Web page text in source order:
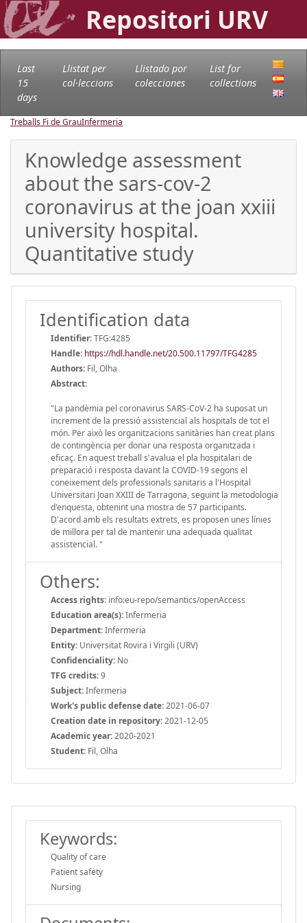
Repositori URV
Last
15
days
Llistat per
col·leccions
Llistado por
colecciones
List for
collections
Treballs Fi de GrauInfermeria
Knowledge assessment
about the sars-cov-2
coronavirus at the joan xxiii
university hospital.
Quantitative study
Identification data
Identifier:TFG:4285
Handle: https://hdl.handle.net/20.500.11797/TFG4285
Authors: Fil, Olha
Abstract:
"La pandèmia pel coronavirus SARS-CoV-2 ha suposat un
increment de la pressió assistencial als hospitals de tot el
món. Per això les organitzacions sanitàries han creat plans
de contingència per donar una resposta organitzada i
eficaç. En aquest treball s'avalua el pla hospitalari de
preparació i resposta davant la COVID-19 segons el
coneixement dels professionals sanitaris a l'Hospital
Universitari Joan XXIII de Tarragona, seguint la metodologia
d'enquesta, obtenint una mostra de 57 participants.
D'acord amb els resultats extrets, es proposen unes línies
de millora per tal de mantenir una adequada qualitat
assistencial. "
Others:
Access rights: info:eu-repo/semantics/openAccess
Education area(s):Infermeria
Department:Infermeria
Entity: Universitat Rovira i Virgili (URV)
Confidenciality: No
TFG credits:9
Subject:Infermeria
Work's public defense date:2021-06-07
Creation date in repository:2021-12-05
Academic year:2020-2021
Student: Fil, Olha
Keywords:
Quality of care
Patient safety
Nursing